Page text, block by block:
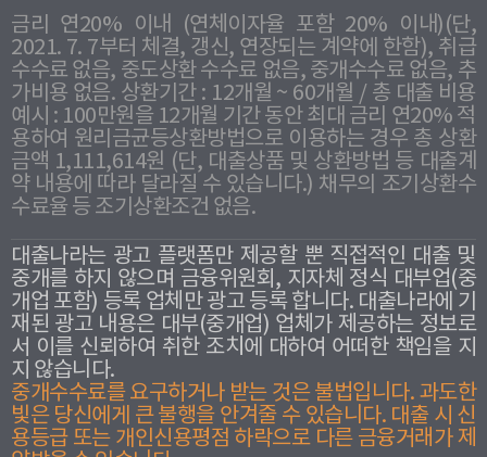
금리 연20% 이내 (연체이자율 포함 20% 이내)(단,
2021. 7. 7부터 체결, 갱신, 연장되는 계약에 한함), 취급
수수료 없음, 중도상환 수수료 없음, 중개수수료 없음, 추
가비용 없음. 상환기간 : 12개월 ~ 60개월 / 총 대출 비용
예시 : 100만원을 12개월 기간 동안 최대 금리 연20% 적
용하여 원리금균등상환방법으로 이용하는 경우 총 상환
금액 1,111,614원 (단, 대출상품 및 상환방법 등 대출계
약 내용에 따라 달라질 수 있습니다.) 채무의 조기상환수
수료율 등 조기상환조건 없음.
대출나라는 광고 플랫폼만 제공할 뿐 직접적인 대출 및
중개를 하지 않으며 금융위원회, 지자체 정식 대부업(중
개업 포함) 등록 업체만 광고 등록 합니다. 대출나라에 기
재된 광고 내용은 대부(중개업) 업체가 제공하는 정보로
서 이를 신뢰하여 취한 조치에 대하여 어떠한 책임을 지
지 않습니다.
중개수수료를 요구하거나 받는 것은 불법입니다. 과도한
빛은 당신에게 큰 불행을 안겨줄 수 있습니다. 대출 시 신
용등급 또는 개인신용평점 하락으로 다른 금융거래가 제